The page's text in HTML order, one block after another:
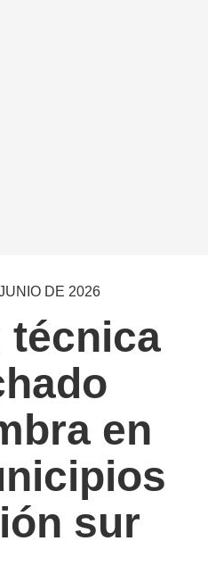
DE 2026
técnica
en
sur